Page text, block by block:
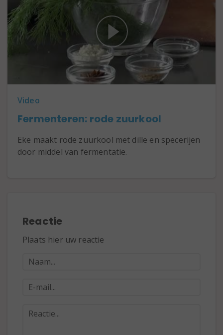
Video
Fermenteren: rode zuurkool
Eke maakt rode zuurkool met dille en specerijen
door middel van fermentatie.
Reactie
Plaats hier uw reactie